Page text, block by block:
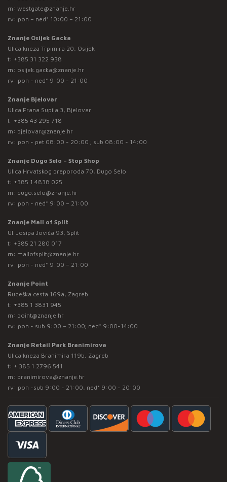
m: westgate@znanje.hr
rv: pon – ned* 10:00 – 21:00
Znanje Osijek Gacka
Ulica kneza Trpimira 20, Osijek
t: +385 31 322 938
m: osijek.gacka@znanje.hr
rv: pon - ned* 9:00 - 21:00
Znanje Bjelovar
Ulica Frana Supila 3, Bjelovar
t: +385 43 295 718
m: bjelovar@znanje.hr
rv: pon - pet 08:00 - 20:00 ; sub 08:00 - 14:00
Znanje Dugo Selo – Stop Shop
Ulica Hrvatskog preporoda 70, Dugo Selo
t: +385 1 4838 025
m: dugo.selo@znanje.hr
rv: pon - ned* 9:00 – 21:00
Znanje Mall of Split
Ul. Josipa Jovića 93, Split
t: +385 21 280 017
m: mallofsplit@znanje.hr
rv: pon - ned* 9:00 – 21:00
Znanje Point
Rudeška cesta 169a, Zagreb
t: +385 1 3831 945
m: point@znanje.hr
rv: pon - sub 9:00 – 21:00; ned* 9:00-14:00
Znanje Retail Park Branimirova
Ulica kneza Branimira 119b, Zagreb
t: + 385 1 2796 541
m: branimirova@znanje.hr
rv: pon -sub 9:00 - 21:00, ned* 9:00 - 20:00